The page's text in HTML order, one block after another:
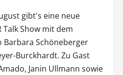
gibt's eine neue
Talk Showmit dem
Barbara Schöneberger
Burckhardt. Zu Gast
, Janin Ullmann sowie